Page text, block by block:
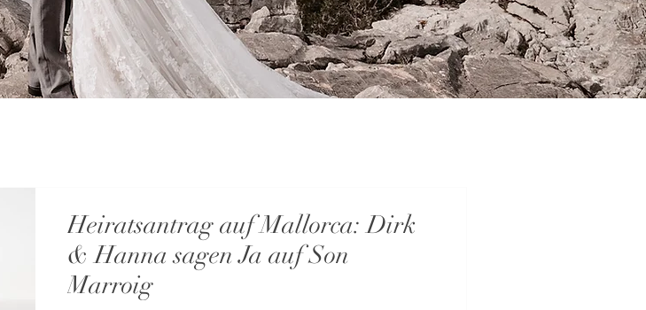
Heiratsantrag auf Mallorca: Dirk
& Hanna sagen Ja auf Son
Marroig